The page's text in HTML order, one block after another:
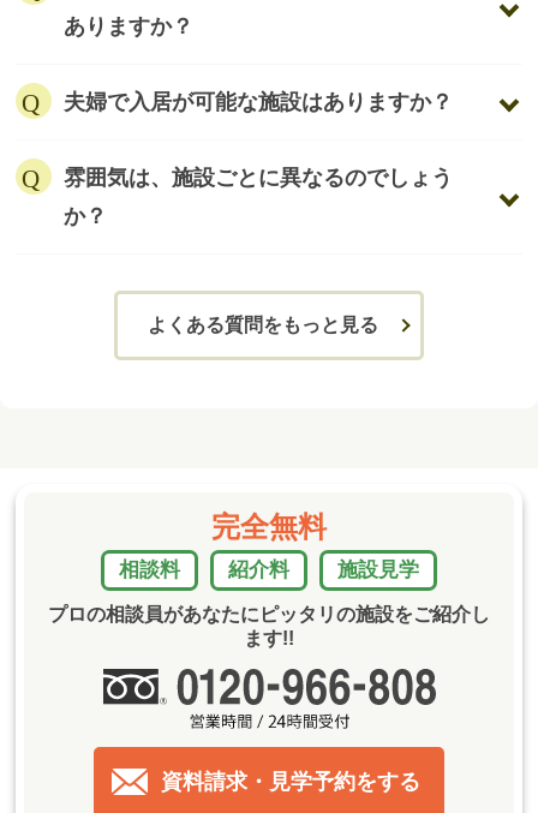
ありますか？
夫婦で入居が可能な施設はありますか？
雰囲気は、施設ごとに異なるのでしょう
か？
よくある質問をもっと見る
完全無料
相談料 紹介料 施設見学
プロの相談員があなたにピッタリの施設をご紹介し
ます!!
資料請求・見学予約をする